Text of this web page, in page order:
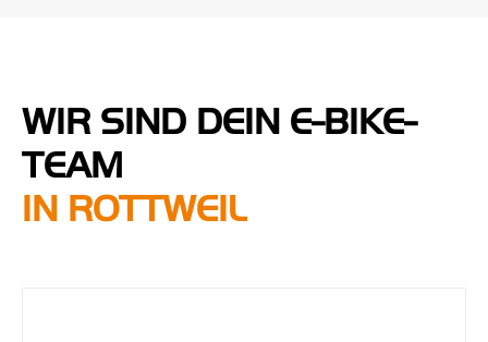
WIR SIND DEIN E-BIKE-
TEAM
IN ROTTWEIL